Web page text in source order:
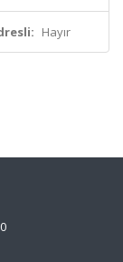
Hayır